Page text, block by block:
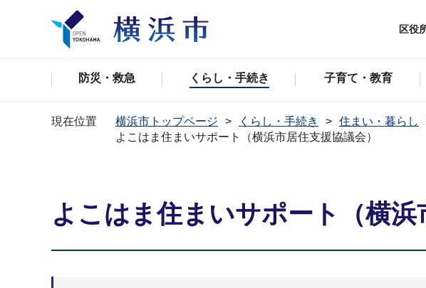
区役
防災・救急 くらし・手続き 子育て・教育
現在位置 横浜市トップページ くらし・手続き 住まい・暮らし
よこはま住まいサポート（横浜市居住支援協議会）
よこはま住まいサポート（横浜